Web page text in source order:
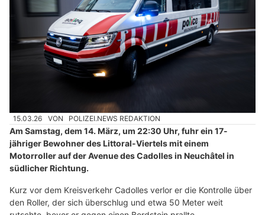
15.03.26 VON POLIZEI.NEWS REDAKTION
Am Samstag, dem 14. März, um 22:30 Uhr, fuhr ein 17-
jähriger Bewohner des Littoral-Viertels mit einem
Motorroller auf der Avenue des Cadolles in Neuchâtel in
südlicher Richtung.
Kurz vor dem Kreisverkehr Cadolles verlor er die Kontrolle über
den Roller, der sich überschlug und etwa 50 Meter weit